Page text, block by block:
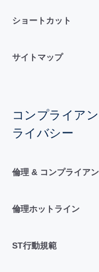
ショートカット
サイトマップ
コンプライア
ライバシー
倫理 & コンプライア
倫理ホットライン
ST行動規範